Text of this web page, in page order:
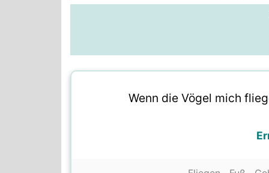
Wenn die Vögel mich